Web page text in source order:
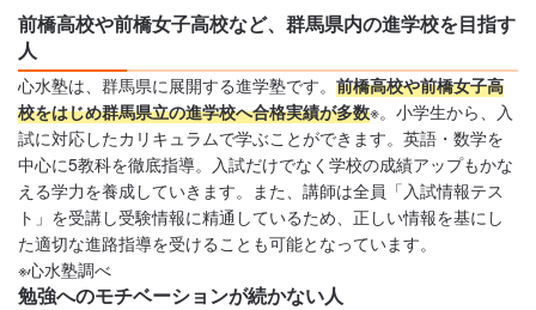
前橋高校や前橋女子高校など、群馬県内の進学校を目指す
人
心水塾は、群馬県に展開する進学塾です。 前橋高校や前橋女子高
校をはじめ群馬県立の進学校へ合格実績が多数※。小学生から、入
試に対応したカリキュラムで学ぶことができます。英語・数学を
中心に5教科を徹底指導。入試だけでなく学校の成績アップもかな
える学力を養成していきます。また、講師は全員「入試情報テス
ト」を受講し受験情報に精通しているため、正しい情報を基にし
た適切な進路指導を受けることも可能となっています。
※心水塾調べ
勉強へのモチベーションが続かない人